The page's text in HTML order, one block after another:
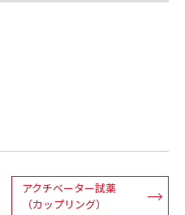
アクチベーター試薬
（カップリング）